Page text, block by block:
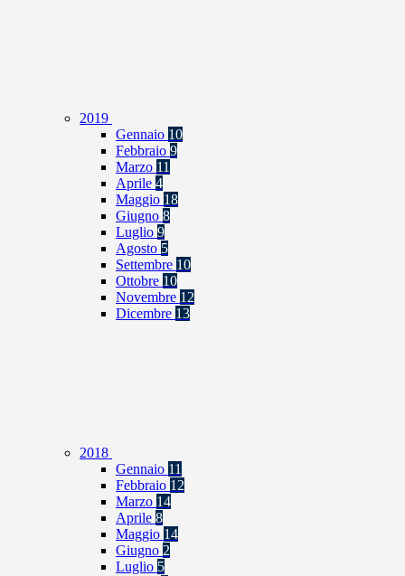
2019
Gennaio 10
Febbraio 9
Marzo 11
Aprile 4
Maggio 18
Giugno 8
Luglio 9
Agosto 5
Settembre 10
Ottobre 10
Novembre 12
Dicembre 13
2018
Gennaio 11
Febbraio 12
Marzo 14
Aprile 8
Maggio 14
Giugno 2
Luglio 5